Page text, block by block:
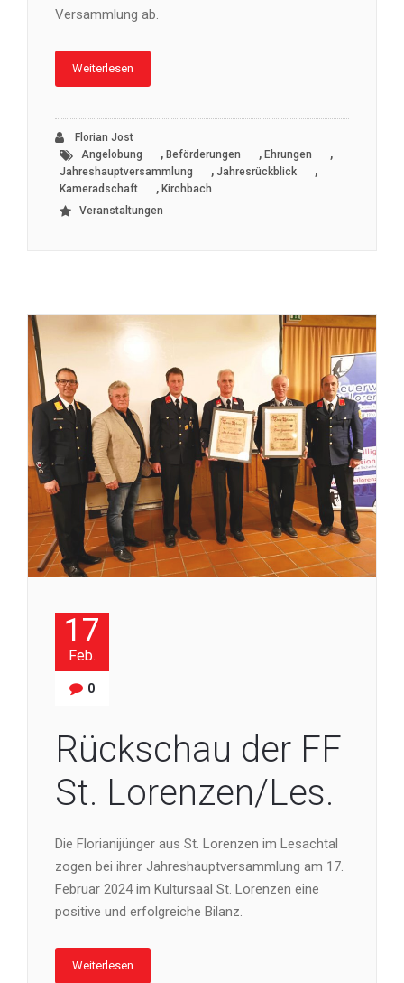
Versammlung ab.
Weiterlesen
Florian Jost
Angelobung
, Beförderungen , Ehrungen ,
Jahreshauptversammlung , Jahresrückblick ,
Kameradschaft , Kirchbach
Veranstaltungen
17
Feb.
0
Rückschau der FF
St. Lorenzen/Les.
Die Florianijünger aus St. Lorenzen im Lesachtal
zogen bei ihrer Jahreshauptversammlung am 17.
Februar 2024 im Kultursaal St. Lorenzen eine
positive und erfolgreiche Bilanz.
Weiterlesen